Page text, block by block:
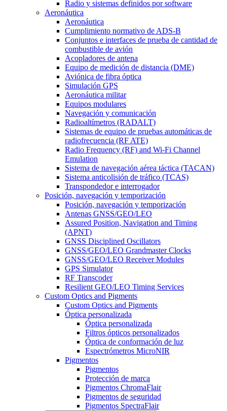
Radio y sistemas definidos por software
Aeronáutica
Aeronáutica
Cumplimiento normativo de ADS-B
Conjuntos e interfaces de prueba de cantidad de
combustible de avión
Acopladores de antena
Equipo de medición de distancia (DME)
Aviónica de fibra óptica
Simulación GPS
Aeronáutica militar
Equipos modulares
Navegación y comunicación
Radioaltímetros (RADALT)
Sistemas de equipo de pruebas automáticas de
radiofrecuencia (RF ATE)
Radio Frequency (RF) and Wi-Fi Channel
Emulation
Sistema de navegación aérea táctica (TACAN)
Sistema anticolisión de tráfico (TCAS)
Transpondedor e interrogador
Posición, navegación y temporización
Posición, navegación y temporización
Antenas GNSS/GEO/LEO
Assured Position, Navigation and Timing
(APNT)
GNSS Disciplined Oscillators
GNSS/GEO/LEO Grandmaster Clocks
GNSS/GEO/LEO Receiver Modules
GPS Simulator
RF Transcoder
Resilient GEO/LEO Timing Services
Custom Optics and Pigments
Custom Optics and Pigments
Óptica personalizada
Óptica personalizada
Filtros ópticos personalizados
Óptica de conformación de luz
Espectrómetros MicroNIR
Pigmentos
Pigmentos
Protección de marca
Pigmentos ChromaFlair
Pigmentos de seguridad
Pigmentos SpectraFlair